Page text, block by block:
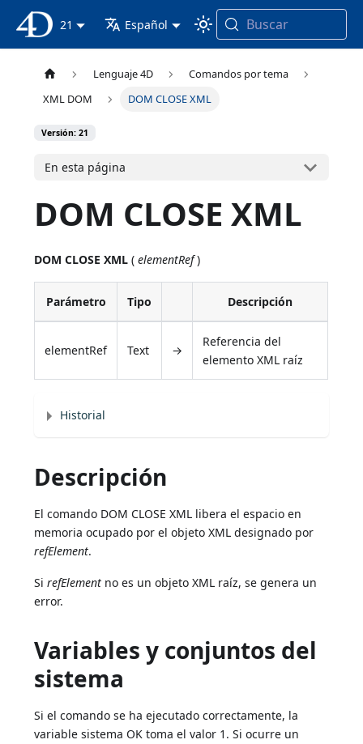
Documentación 4D
21 Español Buscar
Lenguaje 4D
Comandos por tema
XML DOM
DOM CLOSE XML
Versión: 21
En esta página
DOM CLOSE XML
DOM CLOSE XML (elementRef)
Parámetro Tipo Descripción
elementRef Text →
Referencia del
elemento XML raíz
Historial
Descripción
El comando DOM CLOSE XML libera el espacio en
memoria ocupado por el objeto XML designado por
refElement.
SirefElement no es un objeto XML raíz, se genera un
error.
Variables y conjuntos del
sistema
Si el comando se ha ejecutado correctamente, la
variable sistema OK toma el valor 1. Si ocurre un